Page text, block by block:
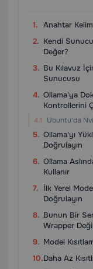
Anahtar
Kendi
Değer?
Bu Kılavuz
Sunucusu
Ollama'ya
Kontrollerini
Ubuntu'da
Ollama'yı
Doğrulayın
Ollama
Kullanır
İlk Yerel
Doğrulayın
Bunun Bir
Wrapper Değil
Model
Daha Az